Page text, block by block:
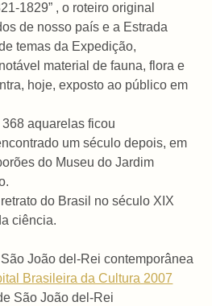
1829” , o roteiro original
de nosso país e a Estrada
temas da Expedição,
material de fauna, flora e
hoje, exposto ao público em
aquarelas ficou
um século depois, em
do Museu do Jardim
do Brasil no século XIX
ciência.
João del-Rei contemporânea
Brasileira da Cultura 2007
São João del-Rei